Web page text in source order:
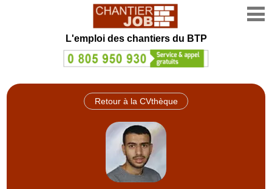
L'emploi des chantiers du BTP
Retour à la CVthèque